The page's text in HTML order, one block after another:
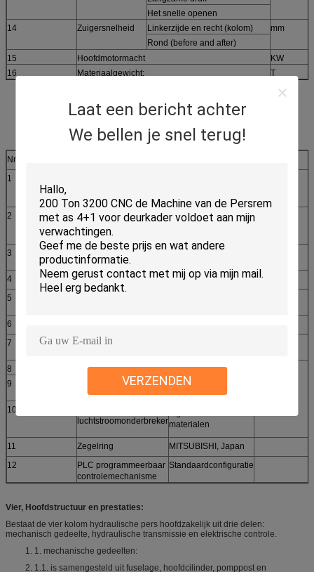
Laat een bericht achter
We bellen je snel terug!
VERZENDEN
Het snelle openen
14
Zuigersnelheid Linkerzijde en recht (kolom)
mm
Rond (before and after)
15
Hoofdmotormacht
KW
16
Materiaalgewicht: T
Nr
1
Ltd.
2
Proefsolenoïdeklep
Co. van Jinings
3
De pomp van de hoge
drukolie
De oliepomp van de
4
Elektrische machines
Xinxiang
5
6
7
Drukmaat
8
Miniatuurrelais
chint
9
Controletransformator
SIEMENS, OMRON,
Schneider, enz.
materialen
10
luchtstroomonderbreker
11 Zegelring
MITSUBISHI, Japan
12
PLC programmeerbaar
controlemechanisme
Standaardconfiguratie
Vier, Hoofdstructuur en prestaties:
Bestaat de vier kolom hydraulische pers hoofdzakelijk uit drie delen:
mechanisch gedeelte, hydraulische transmissie en elektrische controle.
1. 1. mechanische gedeelten:
2. 1.1. is samengesteld uit fuselage, hoofdcilinder, pomppost en